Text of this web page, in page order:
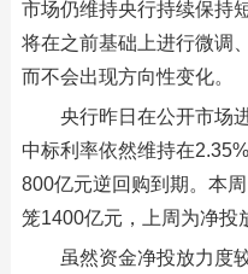
市场仍维持央行持续保持
将在之前基础上进行微调
而不会出现方向性变化。
央行昨日在公开市场
中标利率依然维持在
800亿元逆回购到期。本
笼1400亿元，上周为净投
虽然资金净投放力度